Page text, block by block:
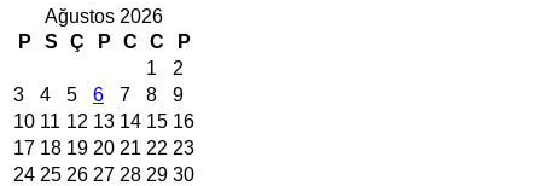
Ağustos 2026
P
S Ç P C C
P
1
2
3
4 5 6 7 8
9
10 11 12 13 14 15 16
17 18 19 20 21 22 23
24 25 26 27 28 29 30